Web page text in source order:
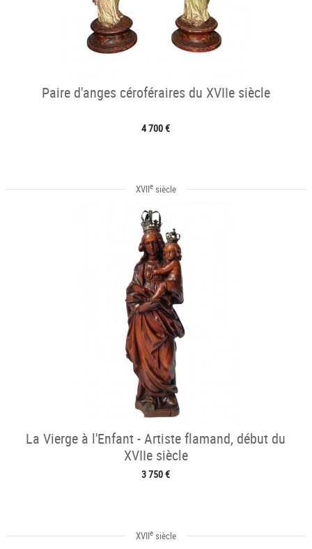
Paire d'anges céroféraires du XVIIe siècle
4 700 €
XVIIesiècle
La Vierge à l'Enfant - Artiste flamand, début du
XVIIe siècle
3 750 €
XVIIesiècle